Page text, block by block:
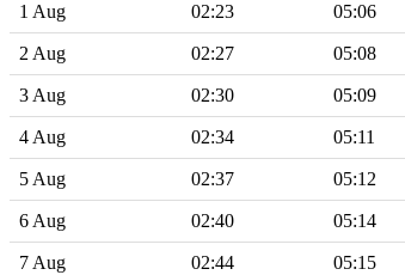
1 Aug 02:23 05:06
2 Aug 02:27 05:08
3 Aug 02:30 05:09
4 Aug 02:34 05:11
5 Aug 02:37 05:12
6 Aug 02:40 05:14
7 Aug 02:44 05:15